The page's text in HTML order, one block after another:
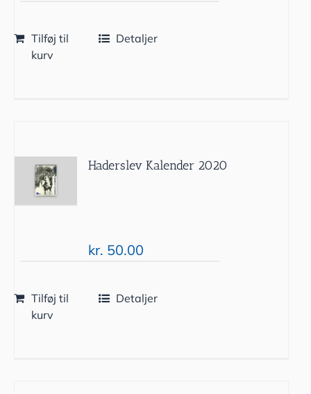
Tilføj til
kurv
Detaljer
Haderslev Kalender 2020
kr. 50.00
Tilføj til
kurv
Detaljer